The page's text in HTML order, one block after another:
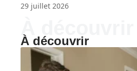
29 juillet 2026
À découvrir